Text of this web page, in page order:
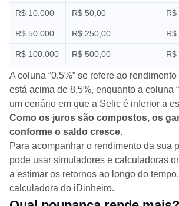
R$ 10.000 R$ 50,00 R$
R$ 50.000 R$ 250,00 R$
R$ 100.000 R$ 500,00 R$
A coluna “0,5%” se refere ao
está acima de 8,5%, enquanto a coluna
um cenário em que a Selic é inferior a
Como os juros são compostos, os
conforme o saldo cresce.
Para acompanhar o rendimento da sua
pode usar simuladores e calculadoras
a estimar os retornos ao longo do
calculadora do iDinheiro.